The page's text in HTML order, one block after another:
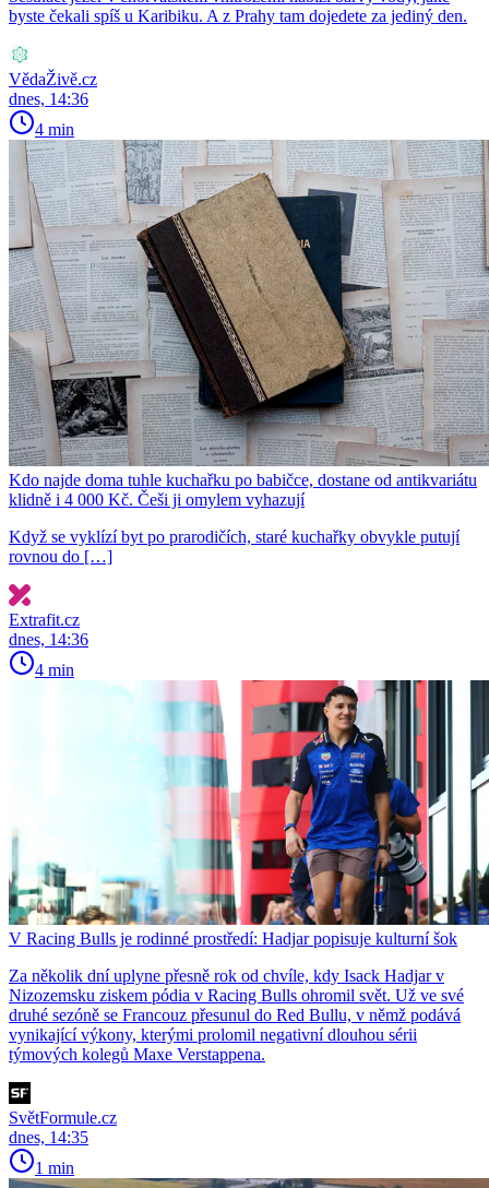
byste čekali spíš u Karibiku. A z Prahy tam dojedete za jediný den.
VědaŽivě.cz
dnes, 14:36
4 min
Kdo najde doma tuhle kuchařku po babičce, dostane od antikvariátu
klidně i 4 000 Kč. Češi ji omylem vyhazují
Když se vyklízí byt po prarodičích, staré kuchařky obvykle putují
rovnou do […]
Extrafit.cz
dnes, 14:36
4 min
V Racing Bulls je rodinné prostředí: Hadjar popisuje kulturní šok
Za několik dní uplyne přesně rok od chvíle, kdy Isack Hadjar v
Nizozemsku ziskem pódia v Racing Bulls ohromil svět. Už ve své
druhé sezóně se Francouz přesunul do Red Bullu, v němž podává
vynikající výkony, kterými prolomil negativní dlouhou sérii
týmových kolegů Maxe Verstappena.
SvětFormule.cz
dnes, 14:35
1 min